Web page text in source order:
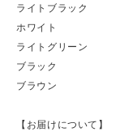
ライトブラック
ホワイト
ライトグリーン
ブラック
ブラウン
【お届けについて】